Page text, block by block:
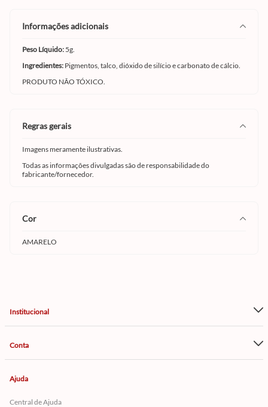
informações adicionais
Peso Líquido: 5g.
Ingredientes: Pigmentos, talco, dióxido de silício e carbonato de cálcio.
PRODUTO NÃO TÓXICO.
regras gerais
Imagens meramente ilustrativas.
Todas as informações divulgadas são de responsabilidade do
fabricante/fornecedor.
cor
AMARELO
Institucional
Conta
Ajuda
Central de Ajuda